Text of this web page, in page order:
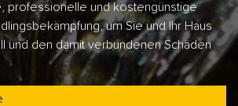
professionelle und kostengünstige
um Sie und Ihr Haus
und den damit verbundenen Schäden